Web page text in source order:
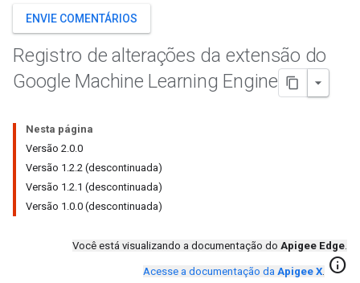
ENVIE COMENTÁRIOS
Registro de alterações da extensão do
Google Machine Learning Engine
Nesta página
Versão 2.0.0
Versão 1.2.2 (descontinuada)
Versão 1.2.1 (descontinuada)
Versão 1.0.0 (descontinuada)
Você está visualizando a documentação do Apigee Edge.
Acesse a documentação da Apigee X. info